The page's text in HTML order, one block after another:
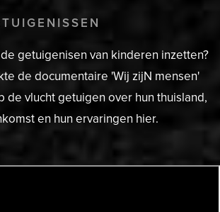
getuigenisen van kinderen inzetten?
de documentaire 'Wij zijN mensen'
de vlucht getuigen over hun thuisland,
en hun ervaringen hier.